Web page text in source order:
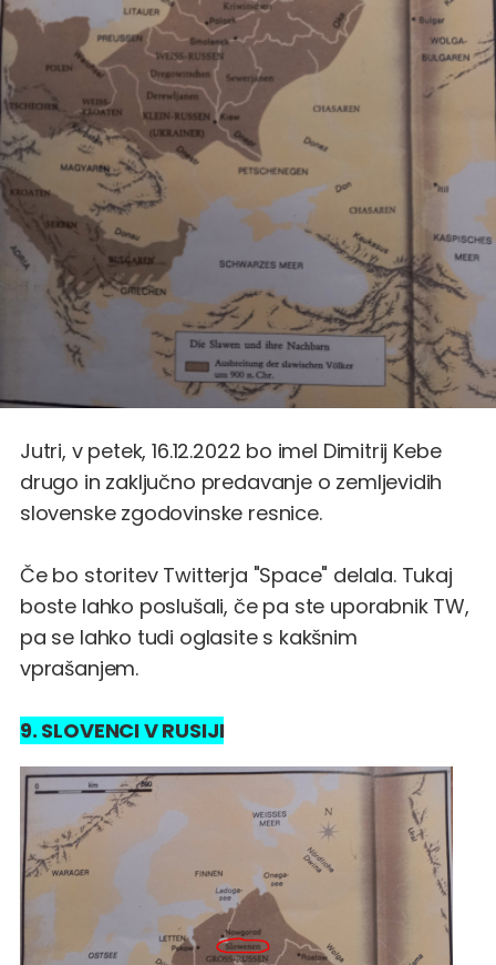
Jutri, v petek, 16.12.2022 bo imel Dimitrij Kebe
drugo in zaključno predavanje o zemljevidih
slovenske zgodovinske resnice.
Če bo storitev Twitterja "Space" delala. Tukaj
boste lahko poslušali, če pa ste uporabnik TW,
pa se lahko tudi oglasite s kakšnim
vprašanjem.
9. SLOVENCI V RUSIJI